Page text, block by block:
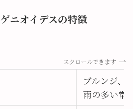
ニオイデスの特徴
スクロールできます
ブルンジ、
雨の多い常